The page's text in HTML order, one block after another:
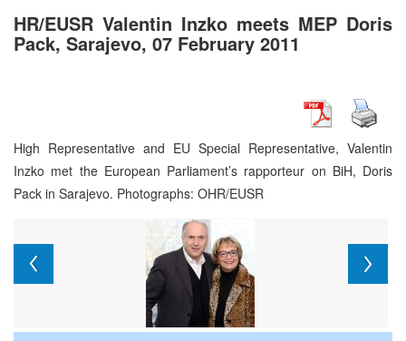
HR/EUSR Valentin Inzko meets MEP Doris
Pack, Sarajevo, 07 February 2011
High Representative and EU Special Representative, Valentin
Inzko met the European Parliament’s rapporteur on BiH, Doris
Pack in Sarajevo. Photographs: OHR/EUSR